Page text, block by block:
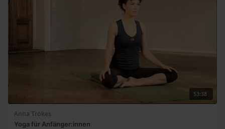
53:38
Anna Trökes
Yoga für Anfänger:innen